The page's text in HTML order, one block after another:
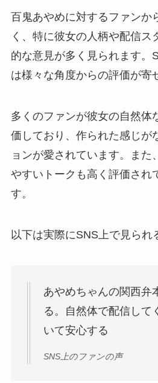
百鬼あやめに対するファンか
く、特に彼女の人柄や配信ス
的な意見が多く見られます。
は様々な角度からの評価が寄
多くのファンが彼女の自然体
価しており、作られた感じが
ョンが愛されています。また
やすいトークも高く評価され
す。
以下は実際にSNS上で見られ
あやめちゃんの関西弁
る。自然体で配信して
いて安心する
SNS上のファンの声